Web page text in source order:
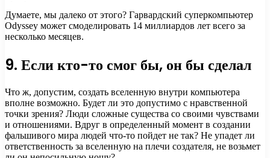
Думаете, мы далеко от этого? Гарвардский суперкомпьютер
Odyssey может смоделировать 14 миллиардов лет всего за
несколько месяцев.
9. Если кто-то смог бы, он бы сделал
Что ж, допустим, создать вселенную внутри компьютера
вполне возможно. Будет ли это допустимо с нравственной
точки зрения? Люди сложные существа со своими чувствами
и отношениями. Вдруг в определенный момент в создании
фальшивого мира людей что-то пойдет не так? Не упадет ли
ответственность за вселенную на плечи создателя, не возьмет